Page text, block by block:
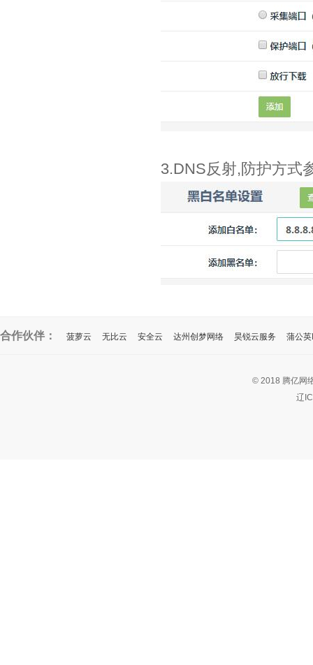
3.DNS反射,防护方式
合作伙伴： 菠萝云 无比云 安全云 达州创梦网络 昊锐云服务 蒲公
© 2018 腾亿网
辽